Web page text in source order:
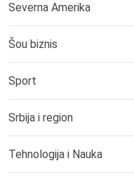
Severna Amerika
Šou biznis
Sport
Srbija i region
Tehnologija i Nauka